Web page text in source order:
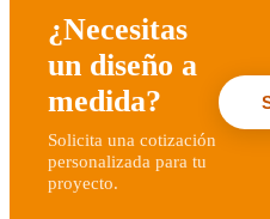
¿Necesitas
un diseño a
medida?
Solicita una cotización
personalizada para tu
proyecto.